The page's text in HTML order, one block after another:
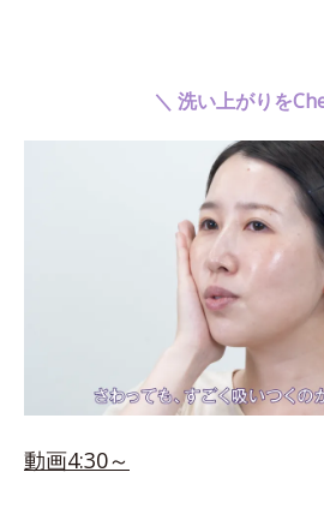
＼ 洗い上がりを
動画4:30～